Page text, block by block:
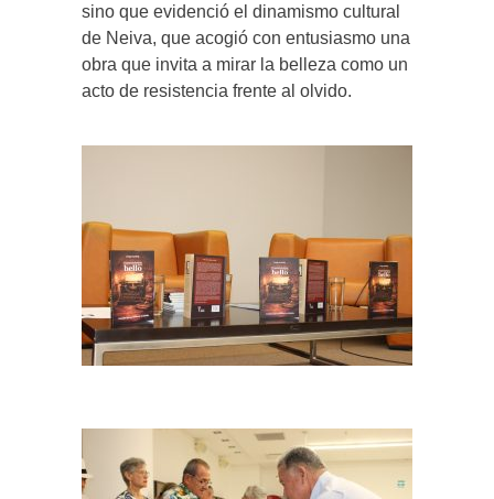
sino que evidenció el dinamismo cultural
de Neiva, que acogió con entusiasmo una
obra que invita a mirar la belleza como un
acto de resistencia frente al olvido.